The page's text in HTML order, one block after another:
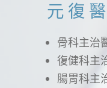
元復
骨科主治
復健科主
腸胃科主